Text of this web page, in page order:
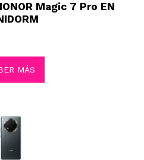
Magic 7 Pro EN
MÁS